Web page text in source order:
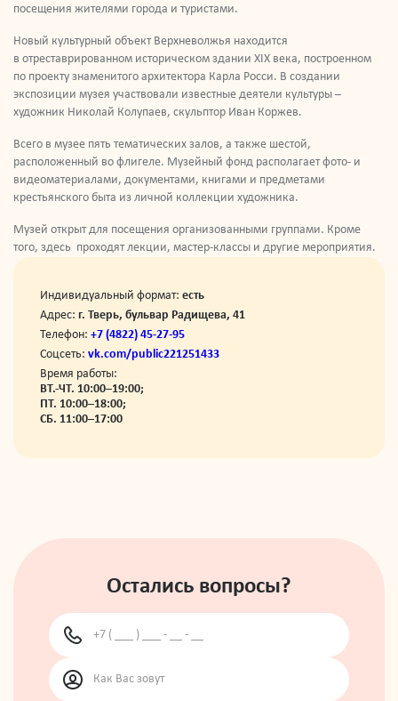
посещения жителями города и туристами.
Новый культурный объект Верхневолжья находится
в отреставрированном историческом здании XIX века, построенном
по проекту знаменитого архитектора Карла Росси. В создании
экспозиции музея участвовали известные деятели культуры –
художник Николай Колупаев, скульптор Иван Коржев.
Всего в музее пять тематических залов, а также шестой,
расположенный во флигеле. Музейный фонд располагает фото- и
видеоматериалами, документами, книгами и предметами
крестьянского быта из личной коллекции художника.
Музей открыт для посещения организованными группами. Кроме
того, здесь проходят лекции, мастер-классы и другие мероприятия.
Индивидуальный формат: есть
Адрес: г. Тверь, бульвар Радищева, 41
Телефон: +7 (4822) 45-27-95
Соцсеть: vk.com/public221251433
Время работы:
ВТ.-ЧТ. 10:00–19:00;
ПТ. 10:00–18:00;
СБ. 11:00–17:00
Остались вопросы?